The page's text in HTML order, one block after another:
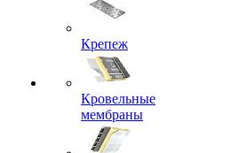
Крепеж
Кровельные
мембраны